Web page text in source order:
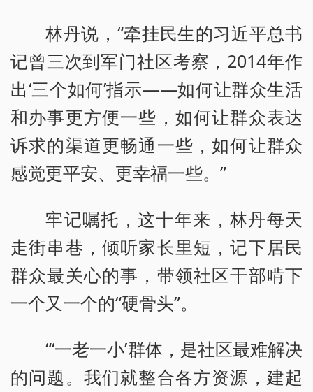
林丹说，“牵挂民生的习近平总书
记曾三次到军门社区考察，2014年作
出‘三个如何’指示——如何让群众生活
和办事更方便一些，如何让群众表达
诉求的渠道更畅通一些，如何让群众
感觉更平安、更幸福一些。”
牢记嘱托，这十年来，林丹每天
走街串巷，倾听家长里短，记下居民
群众最关心的事，带领社区干部啃下
一个又一个的“硬骨头”。
“‘一老一小’群体，是社区最难解决
的问题。我们就整合各方资源，建起